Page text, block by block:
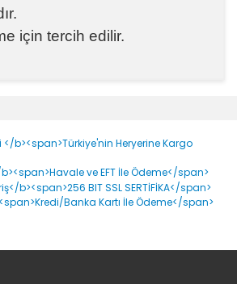
için tercih edilir.
Yorum Yaz
bozuk veya görüntülenemiyor.
eksik bilgiler bulunuyor.
hatalar bulunuyor.